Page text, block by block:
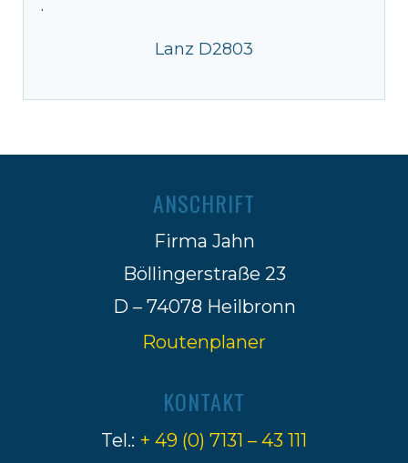
·
Lanz D2803
ANSCHRIFT
Firma Jahn
Böllingerstraße 23
D – 74078 Heilbronn
Routenplaner
KONTAKT
Tel.: + 49 (0) 7131 – 43 111